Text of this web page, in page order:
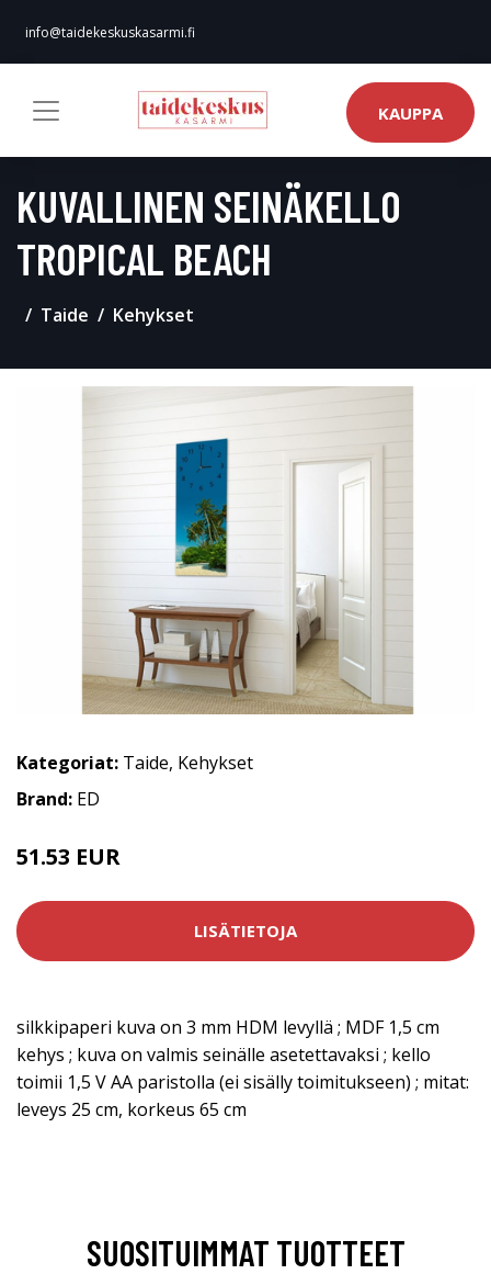
info@taidekeskuskasarmi.fi
KAUPPA
KUVALLINEN SEINÄKELLO
TROPICAL BEACH
Taide Kehykset
Kategoriat: Taide, Kehykset
Brand: ED
51.53 EUR
LISÄTIETOJA
silkkipaperi kuva on 3 mm HDM levyllä ; MDF 1,5 cm
kehys ; kuva on valmis seinälle asetettavaksi ; kello
toimii 1,5 V AA paristolla (ei sisälly toimitukseen) ; mitat:
leveys 25 cm, korkeus 65 cm
SUOSITUIMMAT TUOTTEET